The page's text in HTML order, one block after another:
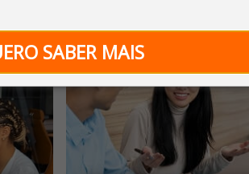
SABER MAIS